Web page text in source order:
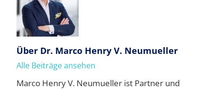
Über Dr. Marco Henry V. Neumueller
Alle Beiträge ansehen
Marco Henry V. Neumueller ist Partner und